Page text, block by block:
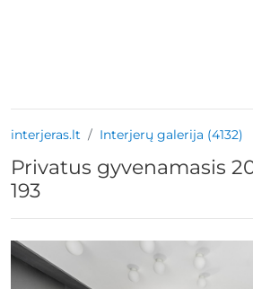
interjeras.lt Interjerų galerija (4132)
Privatus gyvenamasis
193